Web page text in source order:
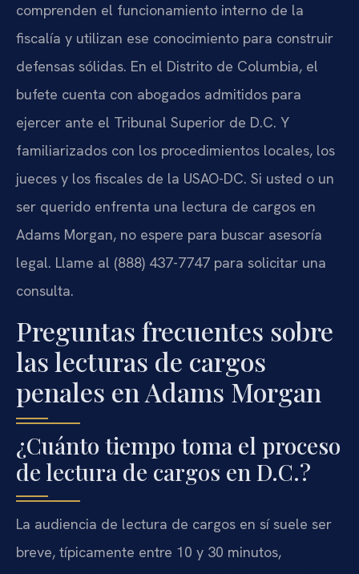
comprenden el funcionamiento interno de la
fiscalía y utilizan ese conocimiento para construir
defensas sólidas. En el Distrito de Columbia, el
bufete cuenta con abogados admitidos para
ejercer ante el Tribunal Superior de D.C. Y
familiarizados con los procedimientos locales, los
jueces y los fiscales de la USAO-DC. Si usted o un
ser querido enfrenta una lectura de cargos en
Adams Morgan, no espere para buscar asesoría
legal. Llame al (888) 437-7747 para solicitar una
consulta.
Preguntas frecuentes sobre
las lecturas de cargos
penales en Adams Morgan
¿Cuánto tiempo toma el proceso
de lectura de cargos en D.C.?
La audiencia de lectura de cargos en sí suele ser
breve, típicamente entre 10 y 30 minutos,